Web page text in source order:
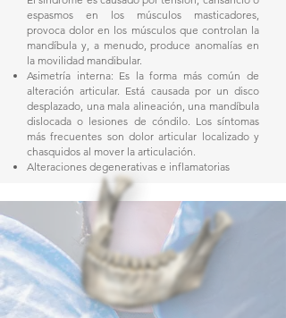
espasmos en los músculos masticadores,
provoca dolor en los músculos que controlan la
mandíbula y, a menudo, produce anomalías en
la movilidad mandibular.
Asimetría interna: Es la forma más común de
alteración articular. Está causada por un disco
desplazado, una mala alineación, una mandíbula
dislocada o lesiones de cóndilo. Los síntomas
más frecuentes son dolor articular localizado y
chasquidos al mover la articulación.
Alteraciones degenerativas e inflamatorias